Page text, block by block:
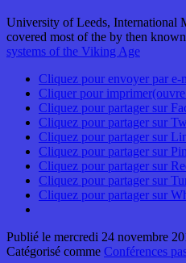
University of Leeds, International
covered most of the by then
systems of the Viking Age
Cliquez pour envoyer par e-
Cliquer pour
Cliquez pour partager sur
Cliquez pour partager sur
Cliquez pour partager sur
Cliquez pour partager sur
Cliquez pour partager sur
Cliquez pour partager sur
Cliquez pour partager sur
Publié le mercredi 24 novembre
Catégorisé comme Conférences